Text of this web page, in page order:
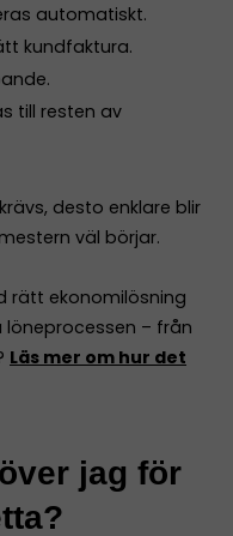
automatiskt.
kundfaktura.
till resten av
desto enklare blir
väl börjar.
rätt ekonomilösning
– från
Läs mer om hur det
jag för